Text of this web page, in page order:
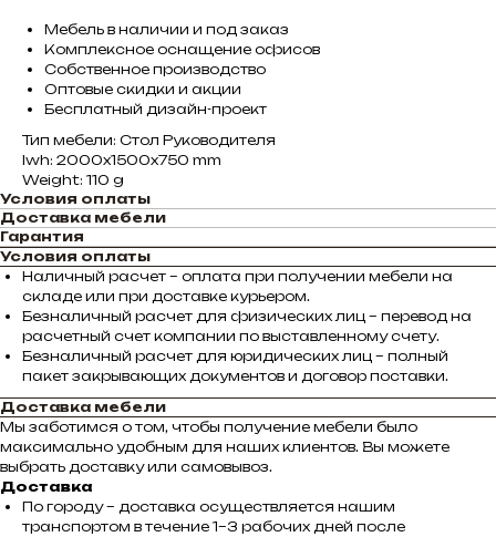
Мебель в наличии и под заказ
Комплексное оснащение офисов
Собственное производство
Оптовые скидки и акции
Бесплатный дизайн-проект
Тип мебели: Стол Руководителя
lwh: 2000x1500x750 mm
Weight: 110 g
Условия оплаты
Доставка мебели
Гарантия
Условия оплаты
Наличный расчет – оплата при получении мебели на
складе или при доставке курьером.
Безналичный расчет для физических лиц – перевод на
расчетный счет компании по выставленному счету.
Безналичный расчет для юридических лиц – полный
пакет закрывающих документов и договор поставки.
Доставка мебели
Мы заботимся о том, чтобы получение мебели было
максимально удобным для наших клиентов. Вы можете
выбрать доставку или самовывоз.
Доставка
По городу – доставка осуществляется нашим
транспортом в течение 1–3 рабочих дней после